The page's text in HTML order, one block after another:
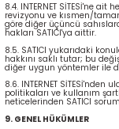
8.4. INTERNET SİTESİ'ne
revizyonu ve kısmen/
göre diğer üçüncü
hakları SATICI'ya aittir.
8.5. SATICI yukarıdaki
hakkını saklı tutar; bu
diğer uygun yöntemler ile
8.6. INTERNET
politikaları ve kullanım
neticelerinden SATICI
9. GENEL HÜKÜMLER